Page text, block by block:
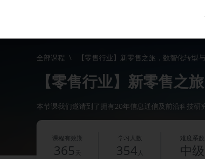
全部课程 \ 【零售行业】新零售之旅，数智化转型
【零售行业】新零售之
本节课我们邀请到了拥有20年信息通信及前沿科技研
课程有效期
365 天
学习人数
354 人
难度系数
中级